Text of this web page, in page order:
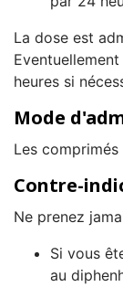
La dose est
heures si
Mode
Les
Contre-
Ne prenez
Si vous
au